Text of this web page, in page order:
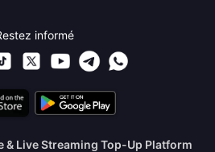
informé
& Live Streaming Top-Up Platform